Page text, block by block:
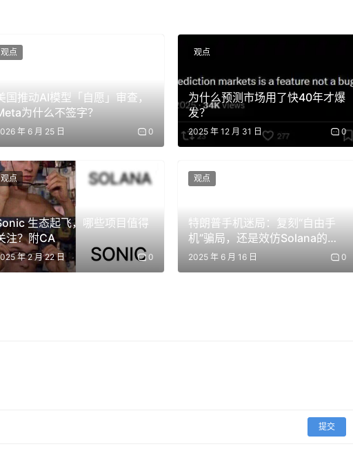
人开心，没有人愿意交易一个一直下跌的资产。所以，
一。
产类别走势的一个重要因素。
金和大宗商品上也看到了这一点，它们现在的波动性极其夸张。美国与
测，市场认为到今年年底战争继续的可能性非常低 ，而到夏末达成全
们很可能会看到大宗商品价格稳定下来，宏观经济趋于稳定。但股票市
果我们今年看到重大 IPO 的话 。如果 Anthropic 或 OpenAI 在年底前
票将会掀起疯狂的波动 。像 xAI、SpaceX 也是一样，这些都是散户极
你认为市场会如何演变？我们刚才讨论了一会儿美股的波动。听起来你
司 IPO 之后 。我认为那时加密市场更有可能出现更广泛的复苏 ，有可
引力的资产类别。
国推动AI模型「自愿」审查，
为什么不签字？
年 6 月 25 日 0
观点
为什么预测市场用了快40年才爆
发？
2025 年 12 月 31 日 0
观点
生态起飞，哪些项目值得
注？附CA
年 2 月 22 日 0
观点
特朗普手机迷局：复刻“自由手
机”骗局，还是效仿Solana的财
富密码？
2025 年 6 月 16 日 0
观点
提交